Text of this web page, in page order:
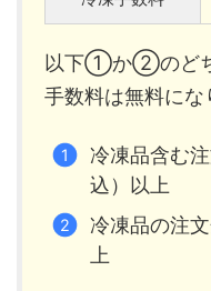
以下①か②のどち
手数料は無料にな
冷凍品含む
込）以上
冷凍品の注
上